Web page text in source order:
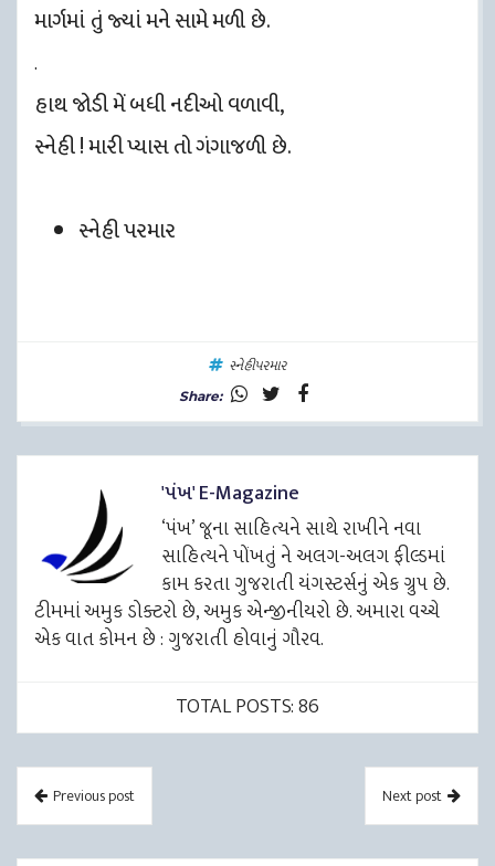
માર્ગમાં તું જ્યાં મને સામે મળી છે.
.
હાથ જોડી મેં બધી નદીઓ વળાવી,
સ્નેહી ! મારી પ્યાસ તો ગંગાજળી છે.
સ્નેહી પરમાર
સ્નેહીપરમાર
Share:
'પંખ' E-Magazine
‘પંખ’ જૂના સાહિત્યને સાથે રાખીને નવા
સાહિત્યને પોંખતું ને અલગ-અલગ ફીલ્ડમાં
કામ કરતા ગુજરાતી યંગસ્ટર્સનું એક ગ્રુપ છે.
ટીમમાં અમુક ડોક્ટરો છે, અમુક એન્જીનીયરો છે. અમારા વચ્ચે
એક વાત કોમન છે : ગુજરાતી હોવાનું ગૌરવ.
TOTAL POSTS: 86
Previous post Next post